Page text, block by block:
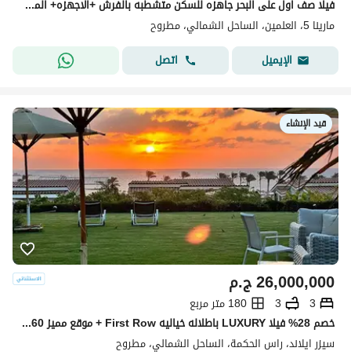
فيلا صف اول على البحر جاهزه للسكن متشطبه بالفرش +الاجهزه+ المطبخ+التكييفات في مارينا 5 marina5 الساحل الشمالي قبل لسان الوزراء بجوارRixos
مارينا 5، العلمين، الساحل الشمالي، مطروح
الإيميل
اتصل
قيد الإنشاء
ج.م26,000,000
3
3
180 متر مربع
خصم 28% فيلا LUXURY باطلاله خياليه First Row + موقع مميز 60 ثانيه مشي للبحر في سيزر سوديك يالقرب من لافيستا راس الحكمه و جون و فوكا باي Caesar - SODIC
سيزر ايلاند، راس الحكمة، الساحل الشمالي، مطروح